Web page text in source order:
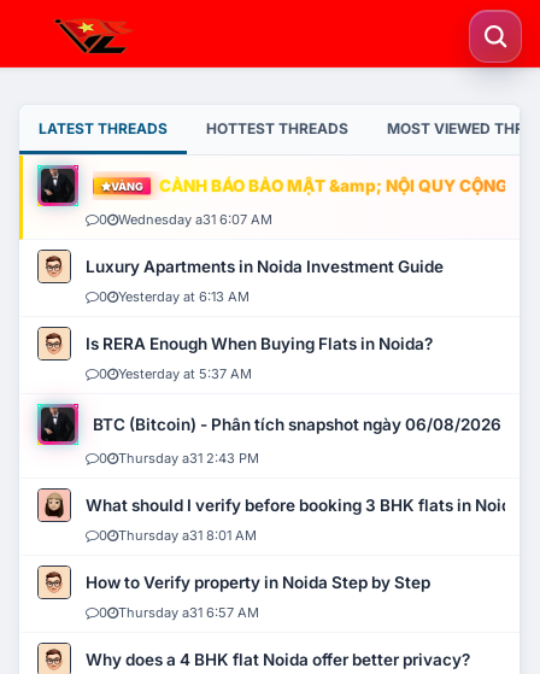
LATEST THREADS HOTTEST THREADS MOST VIEWED
VÀNG CẢNH BÁO BẢO MẬT &amp; NỘI QUY CỘNG
0 Wednesday a31 6:07 AM
Luxury Apartments in Noida Investment Guide
0 Yesterday at 6:13 AM
Is RERA Enough When Buying Flats in Noida?
0 Yesterday at 5:37 AM
BTC (Bitcoin) - Phân tích snapshot ngày 06/08/2026
0 Thursday a31 2:43 PM
What should I verify before booking 3 BHK flats in Noida?
0 Thursday a31 8:01 AM
How to Verify property in Noida Step by Step
0 Thursday a31 6:57 AM
Why does a 4 BHK flat Noida offer better privacy?